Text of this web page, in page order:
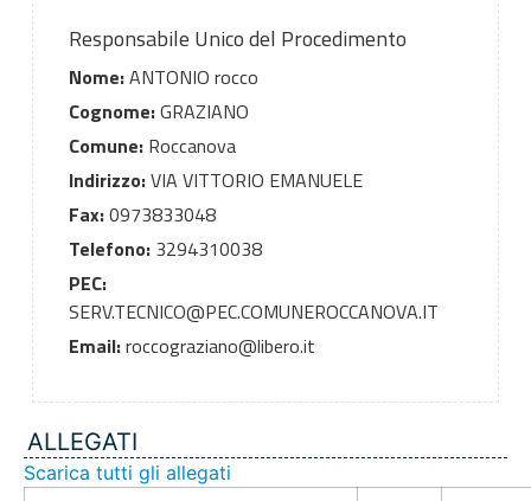
Responsabile Unico del Procedimento
Nome:ANTONIO rocco
Cognome:GRAZIANO
Comune:Roccanova
Indirizzo:VIA VITTORIO EMANUELE
Fax:0973833048
Telefono:3294310038
PEC:
SERV.TECNICO@PEC.COMUNEROCCANOVA.IT
Email:roccograziano@libero.it
ALLEGATI
Scarica tutti gli allegati